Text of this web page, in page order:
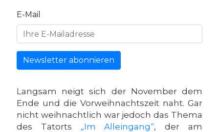
E-Mail
Newsletter abonnieren
Langsam neigt sich der November dem
Ende und die Vorweihnachtszeit naht. Gar
nicht weihnachtlich war jedoch das Thema
des Tatorts „Im Alleingang“, der am